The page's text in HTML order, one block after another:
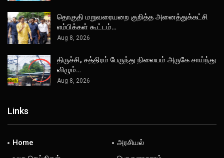
தொகுதி மறுவரையறை குறித்த அனைத்துக்கட்சி
எம்பிக்கள் கூட்டம்…
Aug 8, 2026
திருச்சி, சத்திரம் பேருந்து நிலையம் அருகே சாய்ந்து
விழும்…
Aug 8, 2026
Links
Home
அரசியல்